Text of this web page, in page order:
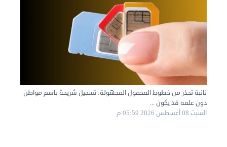
نقل عفش الكويت 50636444 فك وتركيب ايكيا محلي ...
السبت 31 أغسطس 2024 06:31 م
نائبة تحذر من خطوط المحمول المجهولة: تسجيل شريحة باسم مواطن
دون علمه قد يكون ...
السبت 08 أغسطس 2026 05:59 م